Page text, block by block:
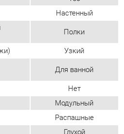
Для ванной
Нет
Модульный
Распашные
Глухой
Однодверные
Нет
Да
1